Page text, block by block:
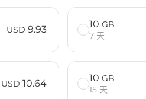
USD 9.93 10 GB
7 天
USD 10.64 10 GB
15 天